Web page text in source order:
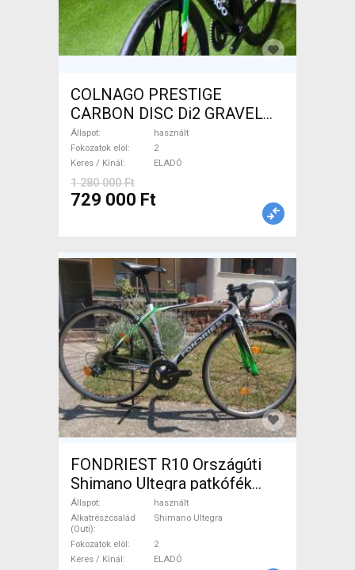
COLNAGO PRESTIGE
CARBON DISC Di2 GRAVEL
Gravel / CX tárcsafék használt
ELADÓ
Állapot
használt
Fokozatok elöl
2
Keres / Kínál
ELADÓ
1 280 000 Ft
729 000 Ft
FONDRIEST R10 Országúti
Shimano Ultegra patkófék
használt ELADÓ
Állapot
használt
Alkatrészcsalád
(Outi)
Shimano Ultegra
Fokozatok elöl
2
Keres / Kínál
ELADÓ